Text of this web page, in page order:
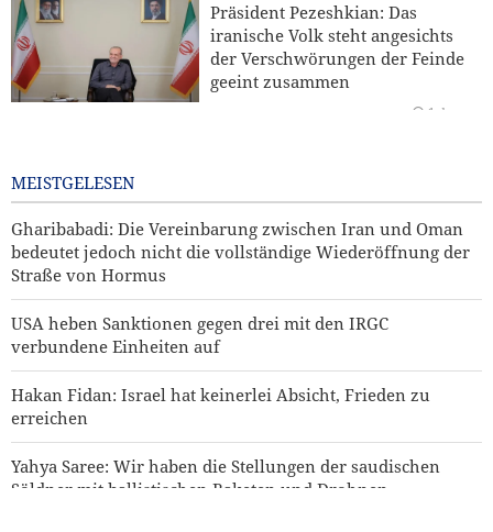
Yahya Saree: Wir haben die Stellungen der saudischen
Söldner mit ballistischen Raketen und Drohnen
zerschlagen
Präsident Pezeshkian: Das
iranische Volk steht angesichts
der Verschwörungen der Feinde
geeint zusammen
1 day ago
1 day ago
MEISTGELESEN
Gharibabadi: Die Vereinbarung zwischen Iran und Oman
bedeutet jedoch nicht die vollständige Wiederöffnung der
Straße von Hormus
USA heben Sanktionen gegen drei mit den IRGC
verbundene Einheiten auf
Hakan Fidan: Israel hat keinerlei Absicht, Frieden zu
erreichen
Yahya Saree: Wir haben die Stellungen der saudischen
Söldner mit ballistischen Raketen und Drohnen